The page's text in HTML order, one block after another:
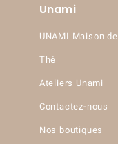
Unami
UNAMI Maison de
Thé
Ateliers Unami
Contactez-nous
Nos boutiques